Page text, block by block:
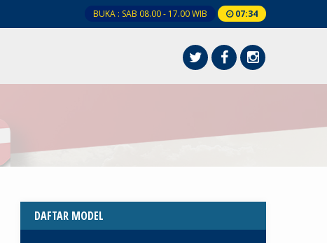
BUKA : SAB 08.00 - 17.00 WIB 07:34
DAFTAR MODEL